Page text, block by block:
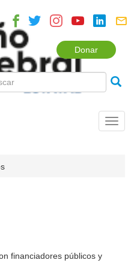
Donar
financiadores públicos y